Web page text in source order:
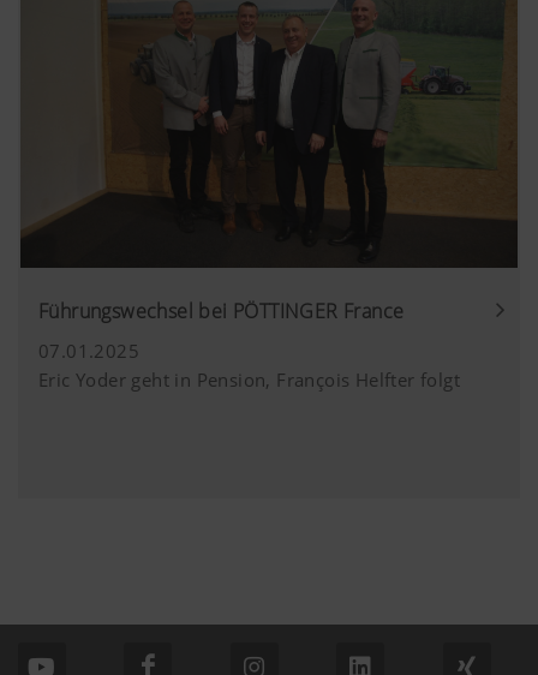
Führungswechsel bei PÖTTINGER France
07.01.2025
Eric Yoder geht in Pension, François Helfter folgt